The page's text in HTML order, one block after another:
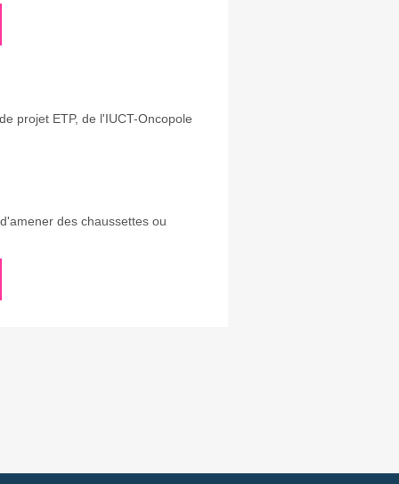
projet ETP, de l'IUCT-Oncopole
des chaussettes ou